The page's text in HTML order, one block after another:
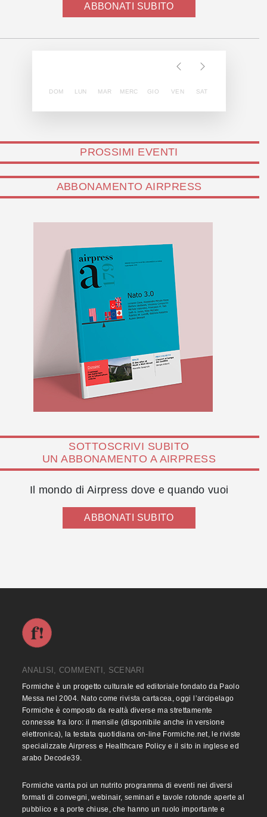
ABBONATI SUBITO
DOM LUN MAR MERC GIO VEN SAT
PROSSIMI EVENTI
ABBONAMENTO AIRPRESS
SOTTOSCRIVI SUBITO
UN ABBONAMENTO A AIRPRESS
Il mondo di Airpress dove e quando vuoi
ABBONATI SUBITO
ANALISI, COMMENTI, SCENARI
Formiche è un progetto culturale ed editoriale fondato da Paolo
Messa nel 2004. Nato come rivista cartacea, oggi l’arcipelago
Formiche è composto da realtà diverse ma strettamente
connesse fra loro: il mensile (disponibile anche in versione
elettronica), la testata quotidiana on-line Formiche.net, le riviste
specializzate Airpress e Healthcare Policy e il sito in inglese ed
arabo Decode39.
Formiche vanta poi un nutrito programma di eventi nei diversi
formati di convegni, webinair, seminari e tavole rotonde aperte al
pubblico e a porte chiuse, che hanno un ruolo importante e